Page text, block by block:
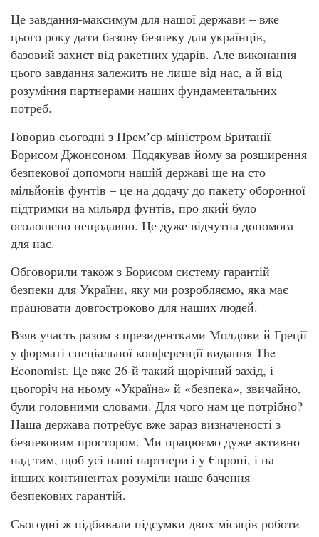
Це завдання-максимум для нашої держави – вже
цього року дати базову безпеку для українців,
базовий захист від ракетних ударів. Але виконання
цього завдання залежить не лише від нас, а й від
розуміння партнерами наших фундаментальних
потреб.
Говорив сьогодні з Премʼєр-міністром Британії
Борисом Джонсоном. Подякував йому за розширення
безпекової допомоги нашій державі ще на сто
мільйонів фунтів – це на додачу до пакету оборонної
підтримки на мільярд фунтів, про який було
оголошено нещодавно. Це дуже відчутна допомога
для нас.
Обговорили також з Борисом систему гарантій
безпеки для України, яку ми розробляємо, яка має
працювати довгостроково для наших людей.
Взяв участь разом з президентками Молдови й Греції
у форматі спеціальної конференції видання The
Economist. Це вже 26-й такий щорічний захід, і
цьогоріч на ньому «Україна» й «безпека», звичайно,
були головними словами. Для чого нам це потрібно?
Наша держава потребує вже зараз визначеності з
безпековим простором. Ми працюємо дуже активно
над тим, щоб усі наші партнери і у Європі, і на
інших континентах розуміли наше бачення
безпекових гарантій.
Сьогодні ж підбивали підсумки двох місяців роботи